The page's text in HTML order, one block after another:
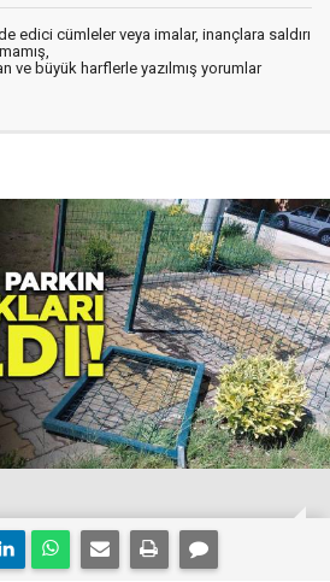
edici cümleler veya imalar, inançlara saldırı
ve büyük harflerle yazılmış yorumlar